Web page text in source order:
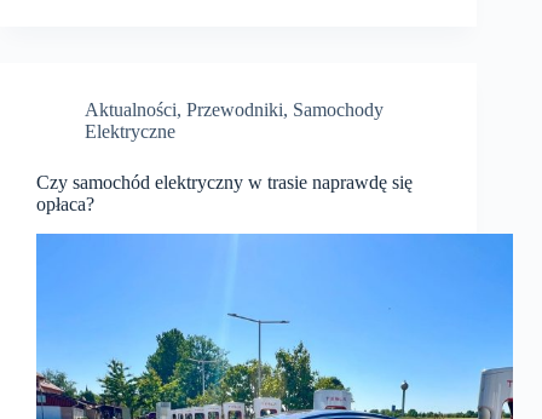
Aktualności, Przewodniki, Samochody
Elektryczne
Czy samochód elektryczny w trasie naprawdę się
opłaca?